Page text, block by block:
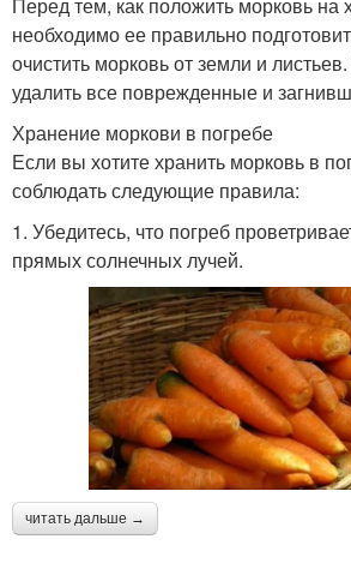
необходимо ее правильно
очистить морковь от земли и
удалить все поврежденные и
Хранение моркови в погребе
Если вы хотите хранить морковь в
соблюдать следующие правила:
1. Убедитесь, что погреб
прямых солнечных лучей.
читать дальше →